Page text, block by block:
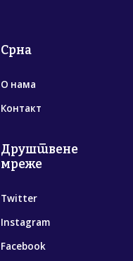
Срна
О нама
Контакт
Друштвене
мреже
Twitter
Instagram
Facebook